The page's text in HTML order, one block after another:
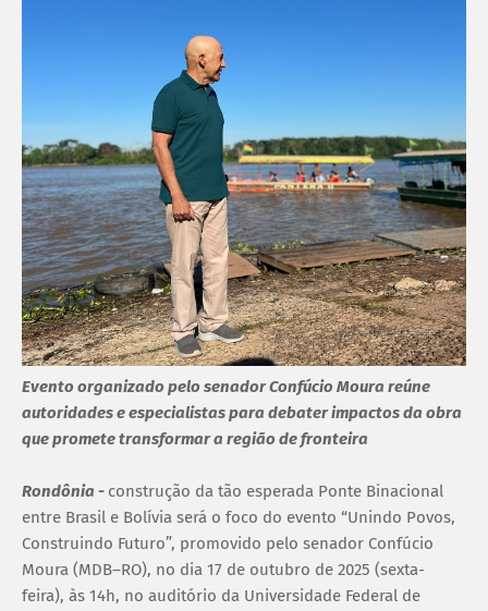
Evento organizado pelo senador Confúcio Moura reúne
autoridades e especialistas para debater impactos da obra
que promete transformar a região de fronteira
Rondônia - construção da tão esperada Ponte Binacional
entre Brasil e Bolívia será o foco do evento “Unindo Povos,
Construindo Futuro”, promovido pelo senador Confúcio
Moura (MDB–RO), no dia 17 de outubro de 2025 (sexta-
feira), às 14h, no auditório da Universidade Federal de